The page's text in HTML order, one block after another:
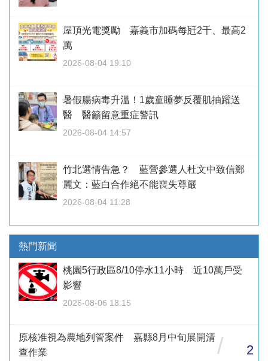
屋頂光電獎勵 嘉義市加碼每瓩2千、最高2
萬
2026-08-04 19:10
暑假腸病毒升溫！1歲童睡夢反覆肌抽躍送
醫 醫籲留意重症警訊
2026-08-04 14:57
竹北選情告急？ 藍營參選人杜文中致信鄭
麗文：藍白合作絕不能喪失尊嚴
2026-08-04 11:28
熱門新聞
桃園5行政區8/10停水11小時 近10萬戶受
影響
2026-08-06 18:15
原核准視為農地列管案件 嘉縣8月中旬展開清
查作業
/ 2